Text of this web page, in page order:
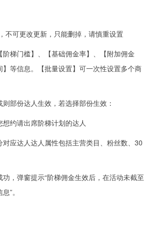
不可更改更新，只能删掉，请慎重设置
梯门槛】、【基础佣金率】、【附加佣金
等信息。【批量设置】可一次性设置多个商
部份达人生效，若选择部份生效：
想约请出席阶梯计划的达人
对应达人达人属性包括主营类目、粉丝数、30
，弹窗提示“阶梯佣金生效后，在活动未截至
”。